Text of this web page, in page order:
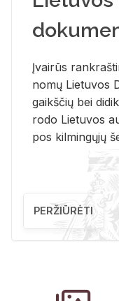
Įvai­rūs
no­mų Lie­tu­vos
gaikš­čių bei
ro­do Lie­tu­vos
pos kil­min­gų­jų
PERŽIŪRĖTI